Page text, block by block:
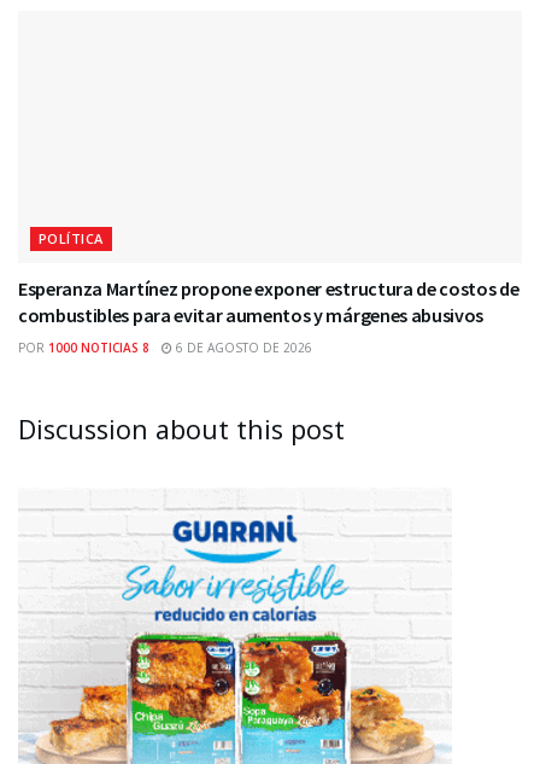
POLÍTICA
Esperanza Martínez propone exponer estructura de costos de
combustibles para evitar aumentos y márgenes abusivos
POR 1000 NOTICIAS 8 6 DE AGOSTO DE 2026
Discussion about this post